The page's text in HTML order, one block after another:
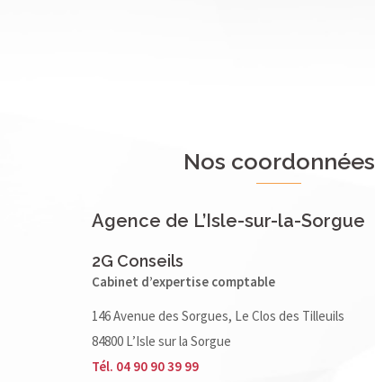
Nos coordonnées
Agence de L’Isle-sur-la-Sorgue
2G Conseils
Cabinet d’expertise comptable
146 Avenue des Sorgues, Le Clos des Tilleuils
84800 L’Isle sur la Sorgue
Tél. 04 90 90 39 99